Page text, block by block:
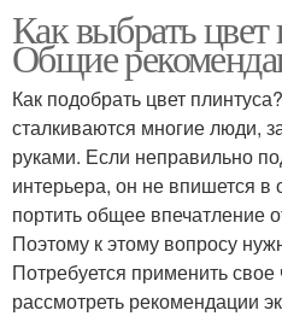
Как выбрать цвет
Общие
Как подобрать цвет
сталкиваются многие люди,
руками. Если неправильно
интерьера, он не впишется в
портить общее впечатление
Поэтому к этому вопросу
Потребуется применить свое
рассмотреть рекомендации